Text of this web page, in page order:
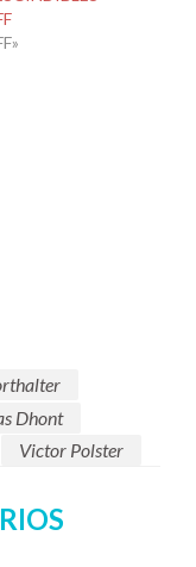
Dhont
Victor Polster